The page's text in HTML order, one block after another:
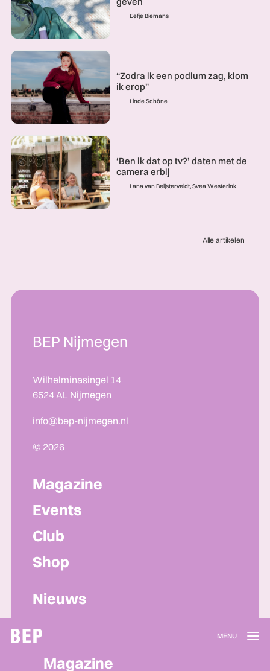
Magazine
Eefje Biemans
“Zodra ik een podium zag, klom
ik erop”
Linde Schöne
‘Ben ik dat op tv?’ daten met de
camera erbij
Lana van Beijsterveldt, Svea Westerink
Alle artikelen
BEP Nijmegen
Wilhelminasingel 14
6524 AL Nijmegen
info@bep-nijmegen.nl
© 2026
Magazine
Events
Club
Shop
Nieuws
Lidmaatschap
Herroepen